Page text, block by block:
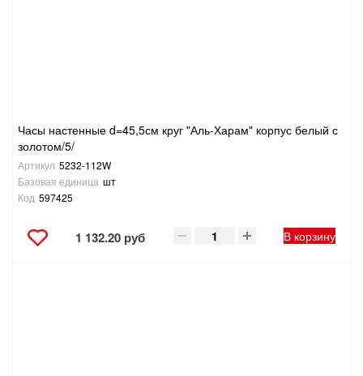
Часы настенные d=45,5см круг "Аль-Харам" корпус белый с
золотом/5/
Артикул 5232-112W
Базовая единица шт
Код 597425
1 132.20 руб В корзину